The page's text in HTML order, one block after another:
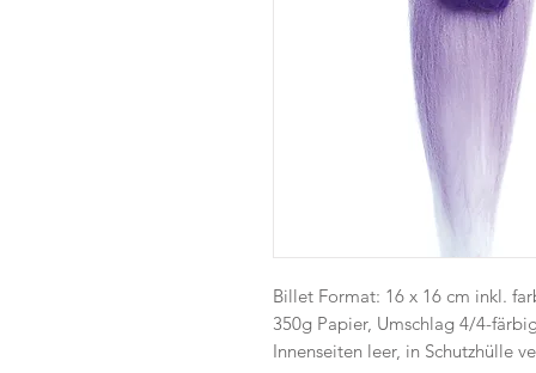
Billet Format: 16 x 16 cm inkl.
350g Papier, Umschlag 4/4-
Innenseiten leer, in Schutzhülle